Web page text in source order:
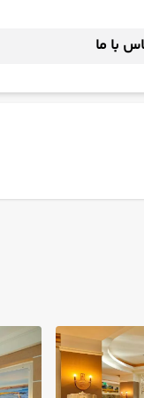
با ما